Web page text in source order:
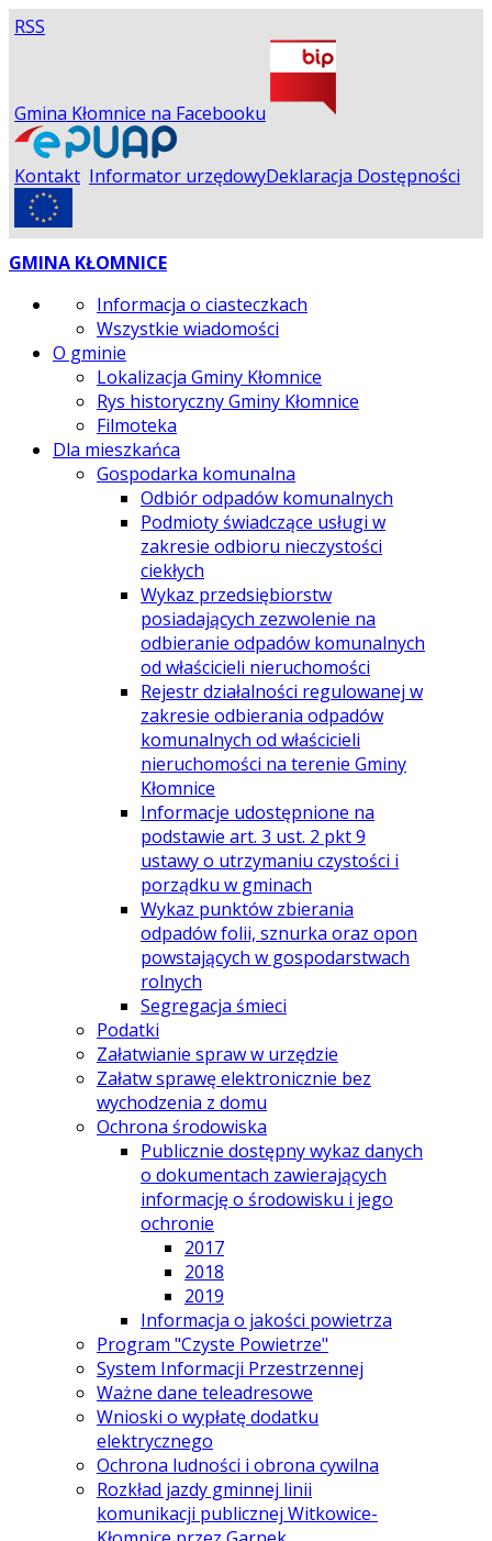
RSS
Gmina Kłomnice na Facebooku
Kontakt Informator urzędowyDeklaracja Dostępności
GMINA KŁOMNICE
Informacja o ciasteczkach
Wszystkie wiadomości
O gminie
Lokalizacja Gminy Kłomnice
Rys historyczny Gminy Kłomnice
Filmoteka
Dla mieszkańca
Gospodarka komunalna
Odbiór odpadów komunalnych
Podmioty świadczące usługi w
zakresie odbioru nieczystości
ciekłych
Wykaz przedsiębiorstw
posiadających zezwolenie na
odbieranie odpadów komunalnych
od właścicieli nieruchomości
Rejestr działalności regulowanej w
zakresie odbierania odpadów
komunalnych od właścicieli
nieruchomości na terenie Gminy
Kłomnice
Informacje udostępnione na
podstawie art. 3 ust. 2 pkt 9
ustawy o utrzymaniu czystości i
porządku w gminach
Wykaz punktów zbierania
odpadów folii, sznurka oraz opon
powstających w gospodarstwach
rolnych
Segregacja śmieci
Podatki
Załatwianie spraw w urzędzie
Załatw sprawę elektronicznie bez
wychodzenia z domu
Ochrona środowiska
Publicznie dostępny wykaz danych
o dokumentach zawierających
informację o środowisku i jego
ochronie
2017
2018
2019
Informacja o jakości powietrza
Program "Czyste Powietrze"
System Informacji Przestrzennej
Ważne dane teleadresowe
Wnioski o wypłatę dodatku
elektrycznego
Ochrona ludności i obrona cywilna
Rozkład jazdy gminnej linii
komunikacji publicznej Witkowice-